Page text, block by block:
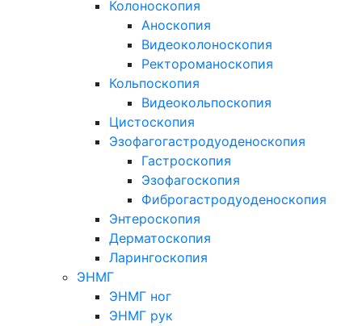
Колоноскопия
Аноскопия
Видеоколоноскопия
Ректороманоскопия
Кольпоскопия
Видеокольпоскопия
Цистоскопия
Эзофагогастродуоденоскопия
Гастроскопия
Эзофагоскопия
Фиброгастродуоденоскопия
Энтероскопия
Дерматоскопия
Ларингоскопия
ЭНМГ
ЭНМГ ног
ЭНМГ рук